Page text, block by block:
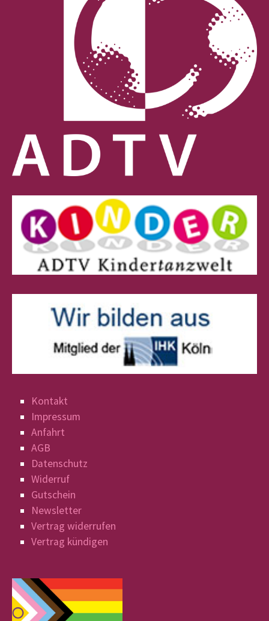
Kontakt
Impressum
Anfahrt
AGB
Datenschutz
Widerruf
Gutschein
Newsletter
Vertrag widerrufen
Vertrag kündigen